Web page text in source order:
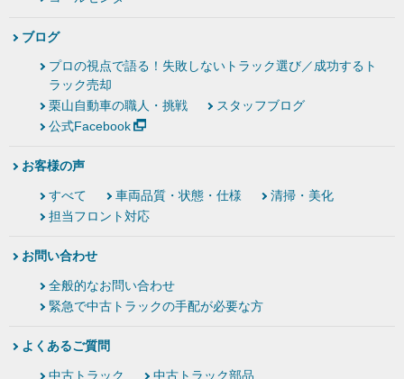
ブログ
プロの視点で語る！失敗しないトラック選び／成功するト
ラック売却
栗山自動車の職人・挑戦
スタッフブログ
公式Facebook
お客様の声
すべて 車両品質・状態・仕様
清掃・美化
担当フロント対応
お問い合わせ
全般的なお問い合わせ
緊急で中古トラックの手配が必要な方
よくあるご質問
中古トラック
中古トラック部品